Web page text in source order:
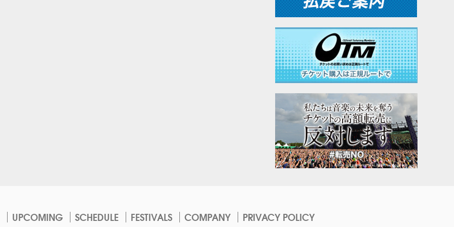
UPCOMING SCHEDULE FESTIVALS COMPANY PRIVACY POLICY